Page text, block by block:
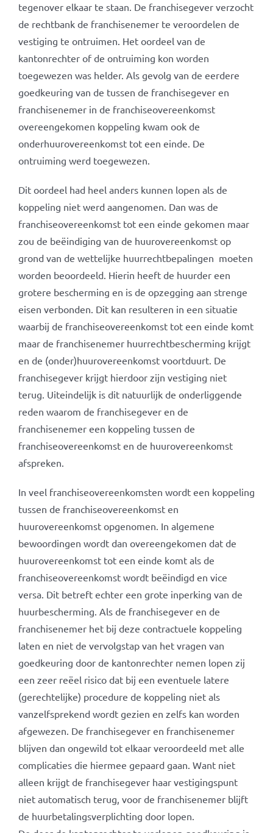
tegenover elkaar te staan. De franchisegever verzocht
de rechtbank de franchisenemer te veroordelen de
vestiging te ontruimen. Het oordeel van de
kantonrechter of de ontruiming kon worden
toegewezen was helder. Als gevolg van de eerdere
goedkeuring van de tussen de franchisegever en
franchisenemer in de franchiseovereenkomst
overeengekomen koppeling kwam ook de
onderhuurovereenkomst tot een einde. De
ontruiming werd toegewezen.
Dit oordeel had heel anders kunnen lopen als de
koppeling niet werd aangenomen. Dan was de
franchiseovereenkomst tot een einde gekomen maar
zou de beëindiging van de huurovereenkomst op
grond van de wettelijke huurrechtbepalingen moeten
worden beoordeeld. Hierin heeft de huurder een
grotere bescherming en is de opzegging aan strenge
eisen verbonden. Dit kan resulteren in een situatie
waarbij de franchiseovereenkomst tot een einde komt
maar de franchisenemer huurrechtbescherming krijgt
en de (onder)huurovereenkomst voortduurt. De
franchisegever krijgt hierdoor zijn vestiging niet
terug. Uiteindelijk is dit natuurlijk de onderliggende
reden waarom de franchisegever en de
franchisenemer een koppeling tussen de
franchiseovereenkomst en de huurovereenkomst
afspreken.
In veel franchiseovereenkomsten wordt een koppeling
tussen de franchiseovereenkomst en
huurovereenkomst opgenomen. In algemene
bewoordingen wordt dan overeengekomen dat de
huurovereenkomst tot een einde komt als de
franchiseovereenkomst wordt beëindigd en vice
versa. Dit betreft echter een grote inperking van de
huurbescherming. Als de franchisegever en de
franchisenemer het bij deze contractuele koppeling
laten en niet de vervolgstap van het vragen van
goedkeuring door de kantonrechter nemen lopen zij
een zeer reëel risico dat bij een eventuele latere
(gerechtelijke) procedure de koppeling niet als
vanzelfsprekend wordt gezien en zelfs kan worden
afgewezen. De franchisegever en franchisenemer
blijven dan ongewild tot elkaar veroordeeld met alle
complicaties die hiermee gepaard gaan. Want niet
alleen krijgt de franchisegever haar vestigingspunt
niet automatisch terug, voor de franchisenemer blijft
de huurbetalingsverplichting door lopen.